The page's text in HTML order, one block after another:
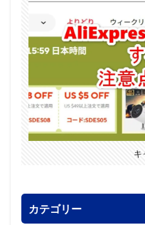
キ
カテゴリー